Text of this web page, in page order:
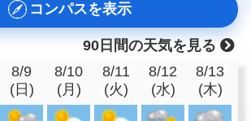
コンパスを表示
90日間の天気を見る
8/9
(日)
8/10
(月)
8/11
(火)
8/12
(水)
8/13
(木)